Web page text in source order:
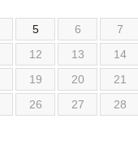
5 6 7
12 13 14
19 20 21
26 27 28